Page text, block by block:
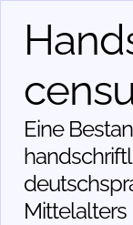
Eine
Mittelalters